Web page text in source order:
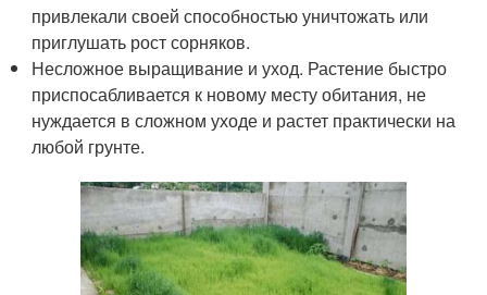
привлекали своей способностью уничтожать или
приглушать рост сорняков.
Несложное выращивание и уход. Растение быстро
приспосабливается к новому месту обитания, не
нуждается в сложном уходе и растет практически на
любой грунте.